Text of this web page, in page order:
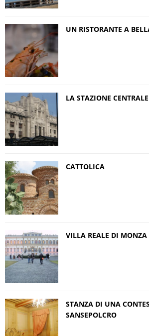
UN RISTORANTE A
LA STAZIONE
CATTOLICA
VILLA REALE DI MONZA
STANZA DI UNA
SANSEPOLCRO